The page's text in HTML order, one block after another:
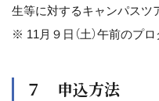
生等に対するキャンパスツ
※ 11月９日（土）午前のプ
７ 申込方法